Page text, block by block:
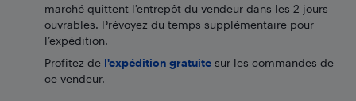
marché quittent l’entrepôt du vendeur dans les 2 jours
ouvrables. Prévoyez du temps supplémentaire pour
l’expédition.
Profitez de l'expédition gratuite sur les commandes de
ce vendeur.